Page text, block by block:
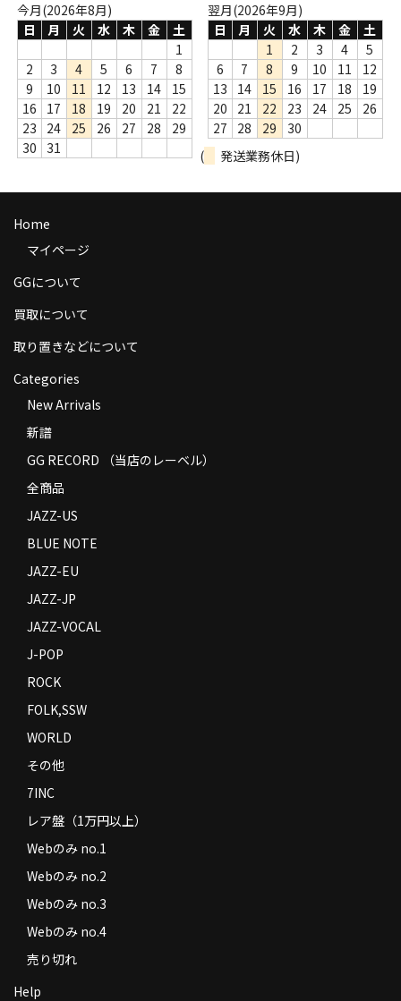
Webのみ no.3
Webのみ no.4
売り切れ
Help
お支払い方法
返品
特定商取引法に基づく表示
Contact
今月(2026年8月)
日
月 火 水 木 金
土
1
2
3 4 5 6 7
8
9
10 11 12 13 14
15
16
17 18 19 20 21
22
23
24 25 26 27 28
29
30
31
翌月(2026年9月)
日
月 火 水 木 金
土
1
2 3 4
5
6
7 8 9 10 11
12
13
14 15 16 17 18
19
20
21 22 23 24 25
26
27
28 29
30
(
発送業務休日)
Home
マイページ
GGについて
買取について
取り置きなどについて
Categories
New Arrivals
新譜
GG RECORD （当店のレーベル）
全商品
JAZZ-US
BLUE NOTE
JAZZ-EU
JAZZ-JP
JAZZ-VOCAL
J-POP
ROCK
FOLK,SSW
WORLD
その他
7INC
レア盤（1万円以上）
Webのみ no.1
Webのみ no.2
Webのみ no.3
Webのみ no.4
売り切れ
Help